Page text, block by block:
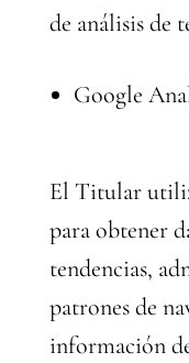
de análisis de
Google
El Titular
para obtener
tendencias,
patrones de
información